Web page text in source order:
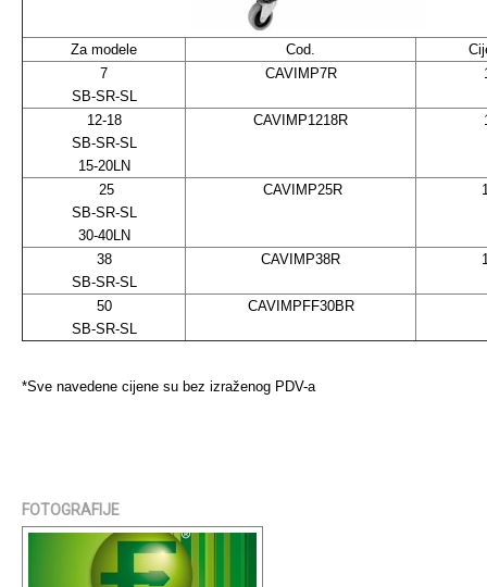
Za modele Cod.
7
SB-SR-SL
CAVIMP7R
12-18
SB-SR-SL
15-20LN
CAVIMP1218R
25
SB-SR-SL
30-40LN
CAVIMP25R
38
SB-SR-SL
CAVIMP38R
50
SB-SR-SL
CAVIMPFF30BR
*Sve navedene cijene su bez izraženog PDV-a
FOTOGRAFIJE